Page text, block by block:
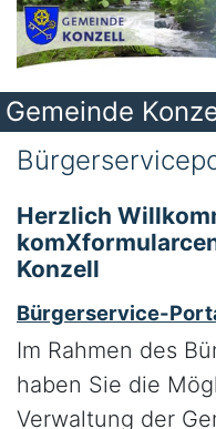
Gemeinde
Herzlich
Konzell
Bürgerservice-
Im Rahmen des
haben Sie die
Verwaltung der